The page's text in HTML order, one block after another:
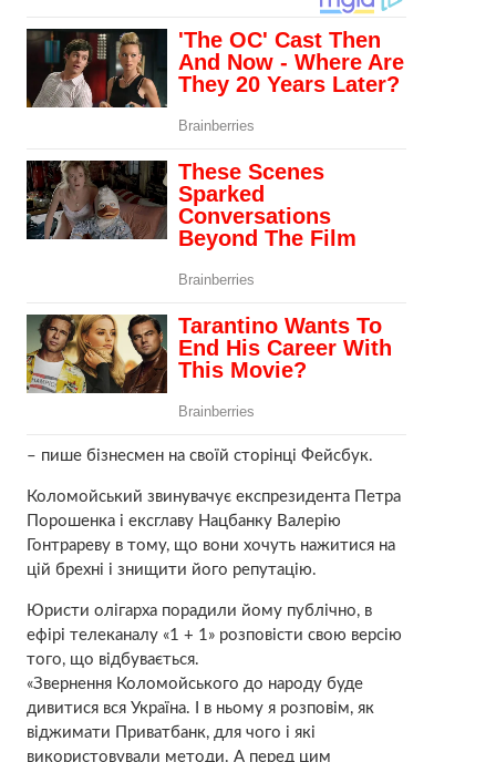
– пише бізнесмен на своїй сторінці Фейсбук.
Коломойський звинувачує експрезидента Петра
Порошенка і ексглаву Нацбанку Валерію
Гонтрареву в тому, що вони хочуть нажитися на
цій брехні і знищити його репутацію.
Юристи олігарха порадили йому публічно, в
ефірі телеканалу «1 + 1» розповісти свою версію
того, що відбувається.
«Звернення Коломойського до народу буде
дивитися вся Україна. І в ньому я розповім, як
віджимати Приватбанк, для чого і які
використовували методи. А перед цим